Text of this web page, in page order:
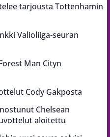
tarjousta Tottenhamin
Valioliiga-seuran
Man Cityn
Cody Gakposta
Chelsean
aloitettu